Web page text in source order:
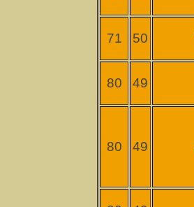
71 50
80 49
80 49